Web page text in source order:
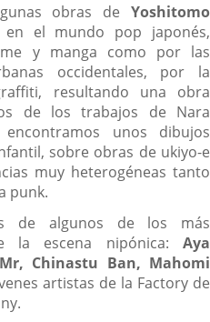
obras de Yoshitomo
el mundo pop japonés,
y manga como por las
occidentales, por la
resultando una obra
de los trabajos de Nara
unos dibujos
sobre obras de ukiyo-e
muy heterogéneas tanto
punk.
de algunos de los más
la escena nipónica: Aya
Chinastu Ban, Mahomi
artistas de la Factory de